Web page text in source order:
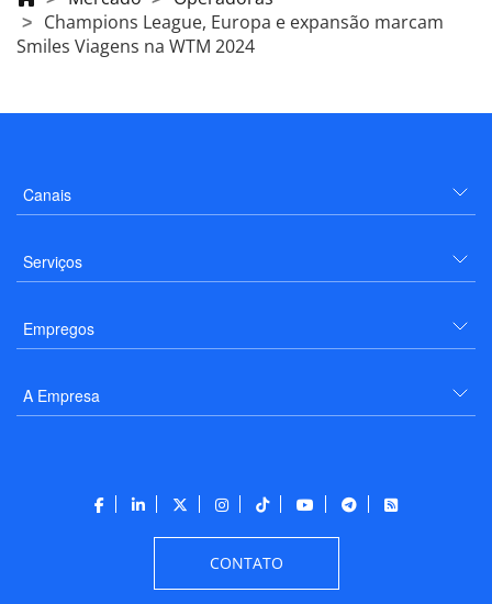
Champions League, Europa e expansão marcam
Smiles Viagens na WTM 2024
Canais
Serviços
Empregos
A Empresa
CONTATO